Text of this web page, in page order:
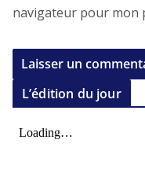
navigateur pour mon
L’édition du jour